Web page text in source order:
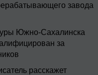
завода
Южно-Сахалинска
за
расскажет